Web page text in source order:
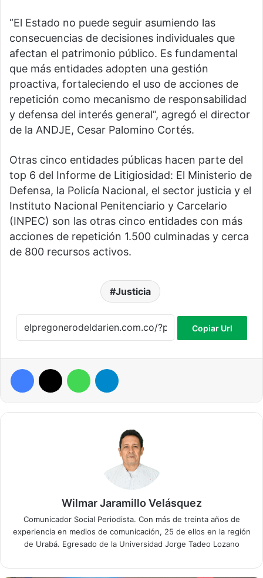
“El Estado no puede seguir asumiendo las
consecuencias de decisiones individuales que
afectan el patrimonio público. Es fundamental
que más entidades adopten una gestión
proactiva, fortaleciendo el uso de acciones de
repetición como mecanismo de responsabilidad
y defensa del interés general”, agregó el director
de la ANDJE, Cesar Palomino Cortés.
Otras cinco entidades públicas hacen parte del
top 6 del Informe de Litigiosidad: El Ministerio de
Defensa, la Policía Nacional, el sector justicia y el
Instituto Nacional Penitenciario y Carcelario
(INPEC) son las otras cinco entidades con más
acciones de repetición 1.500 culminadas y cerca
de 800 recursos activos.
Justicia
Copiar Url
Facebook WhatsApp
Wilmar Jaramillo Velásquez
Comunicador Social Periodista. Con más de treinta años de
experiencia en medios de comunicación, 25 de ellos en la región
de Urabá. Egresado de la Universidad Jorge Tadeo Lozano